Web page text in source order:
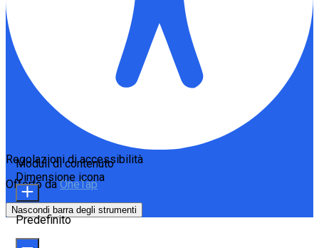
Regolazioni di accessibilità
Offerto daOneTap
Nascondi barra degli strumenti
Moduli di contenuto
Dimensione icona
Predefinito